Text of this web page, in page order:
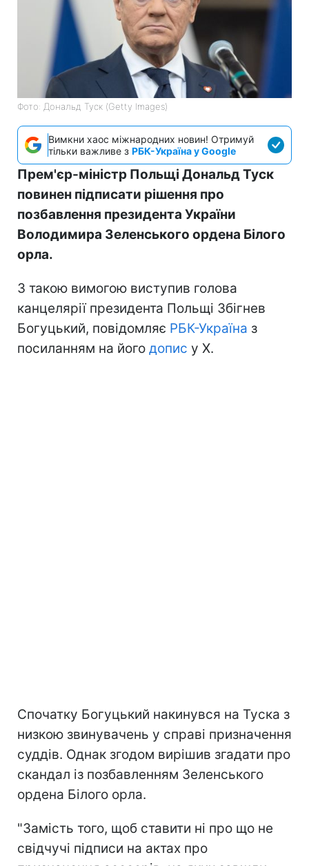
Фото: Дональд Туск (Getty Images)
Вимкни хаос міжнародних новин! Отримуй
тільки важливе з РБК-Україна у Google
Прем'єр-міністр Польщі Дональд Туск
повинен підписати рішення про
позбавлення президента України
Володимира Зеленського ордена Білого
орла.
З такою вимогою виступив голова
канцелярії президента Польщі Збігнев
Богуцький, повідомляє РБК-Україна з
посиланням на його допис у X.
Спочатку Богуцький накинувся на Туска з
низкою звинувачень у справі призначення
суддів. Однак згодом вирішив згадати про
скандал із позбавленням Зеленського
ордена Білого орла.
"Замість того, щоб ставити ні про що не
свідчучі підписи на актах про